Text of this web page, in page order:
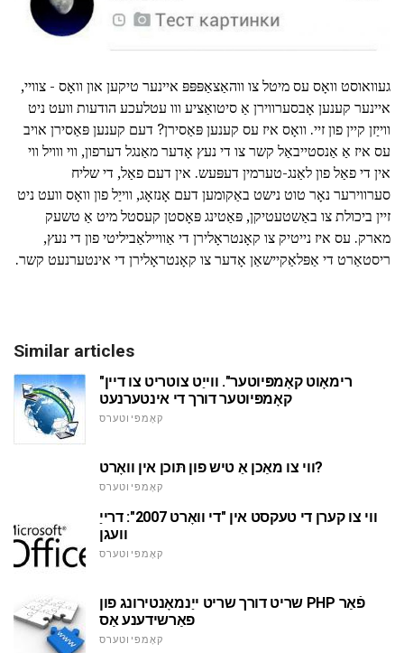
געוואוסט וואָס עס מיטל צו ווהאַצאַפּפּפּ איינער טיקען און וואָס - צוויי,
איינער קענען אָבסערווירן אַ סיטואַציע ווו עטלעכע הודעות וועט ניט
ווייַזן קיין פון זיי. וואָס איז עס קענען פּאַסירן? דעם קענען פּאַסירן אויב
עס איז אַ אַנסטייבאַל קשר צו די נעץ אָדער מאַנגל דערפון, ווי ווויל ווי
אין די פאַל פון לאַנג-טערמין דעפּעש. אין דעם פאַל, די שליח
סערווירער נאָר טוט נישט באַקומען דעם אָנזאָג, ווייַל פון וואָס וועט ניט
זיין ביכולת צו באַשטעטיקן, פּאַטינג פּאָסטן קעסטל מיט אַ טשעק
מארק. עס איז נייטיק צו קאָנטראָלירן די אַוויילאַביליטי פון די נעץ,
ריסטאַרט די אַפּלאַקיישאַן אָדער צו קאָנטראָלירן די אינטערנעט קשר.
Similar articles
"רימאָוט קאָמפּיוטער". ווייַט צוטריט צו דיין
קאָמפּיוטער דורך די אינטערנעט
קאָמפּיוטערס
ווי צו מאַכן אַ טיש פון תּוכן אין וואָרט?
קאָמפּיוטערס
ווי צו קערן די טעקסט אין "די וואָרט 2007": דרייַ
וועגן
קאָמפּיוטערס
שריט דורך שריט ייַנמאָנטירונג פון PHP פֿאַר
פאַרשידענע אַס
קאָמפּיוטערס